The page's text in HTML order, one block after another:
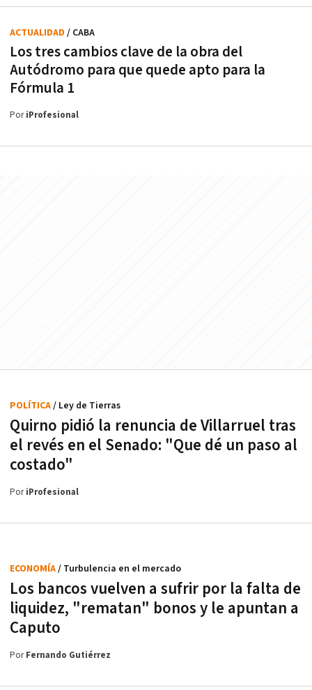
Los tres cambios clave de la obra del
Autódromo para que quede apto para la
Fórmula 1
ACTUALIDAD / CABA
PoriProfesional
Quirno pidió la renuncia de Villarruel tras
el revés en el Senado: "Que dé un paso al
costado"
POLÍTICA/ Ley de Tierras
PoriProfesional
Los bancos vuelven a sufrir por la falta de
liquidez, "rematan" bonos y le apuntan a
Caputo
ECONOMÍA/ Turbulencia en el mercado
PorFernando Gutiérrez